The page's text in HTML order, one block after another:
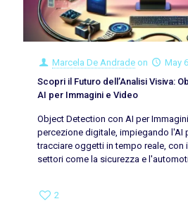
Marcela De Andrade on
May
Scopri il Futuro dell’Analisi Visiva:
AI per Immagini e Video
Object Detection con AI per
percezione digitale, impiegando l'AI
tracciare oggetti in tempo reale, con
settori come la sicurezza e
2